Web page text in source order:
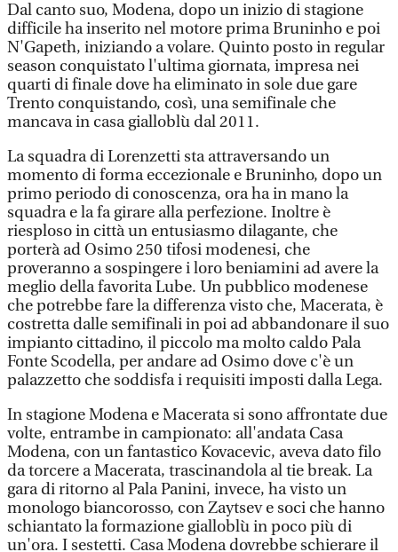
Dal canto suo, Modena, dopo un inizio di stagione
difficile ha inserito nel motore prima Bruninho e poi
N'Gapeth, iniziando a volare. Quinto posto in regular
season conquistato l'ultima giornata, impresa nei
quarti di finale dove ha eliminato in sole due gare
Trento conquistando, così, una semifinale che
mancava in casa gialloblù dal 2011.
La squadra di Lorenzetti sta attraversando un
momento di forma eccezionale e Bruninho, dopo un
primo periodo di conoscenza, ora ha in mano la
squadra e la fa girare alla perfezione. Inoltre è
riesploso in città un entusiasmo dilagante, che
porterà ad Osimo 250 tifosi modenesi, che
proveranno a sospingere i loro beniamini ad avere la
meglio della favorita Lube. Un pubblico modenese
che potrebbe fare la differenza visto che, Macerata, è
costretta dalle semifinali in poi ad abbandonare il suo
impianto cittadino, il piccolo ma molto caldo Pala
Fonte Scodella, per andare ad Osimo dove c'è un
palazzetto che soddisfa i requisiti imposti dalla Lega.
In stagione Modena e Macerata si sono affrontate due
volte, entrambe in campionato: all'andata Casa
Modena, con un fantastico Kovacevic, aveva dato filo
da torcere a Macerata, trascinandola al tie break. La
gara di ritorno al Pala Panini, invece, ha visto un
monologo biancorosso, con Zaytsev e soci che hanno
schiantato la formazione gialloblù in poco più di
un'ora. I sestetti. Casa Modena dovrebbe schierare il